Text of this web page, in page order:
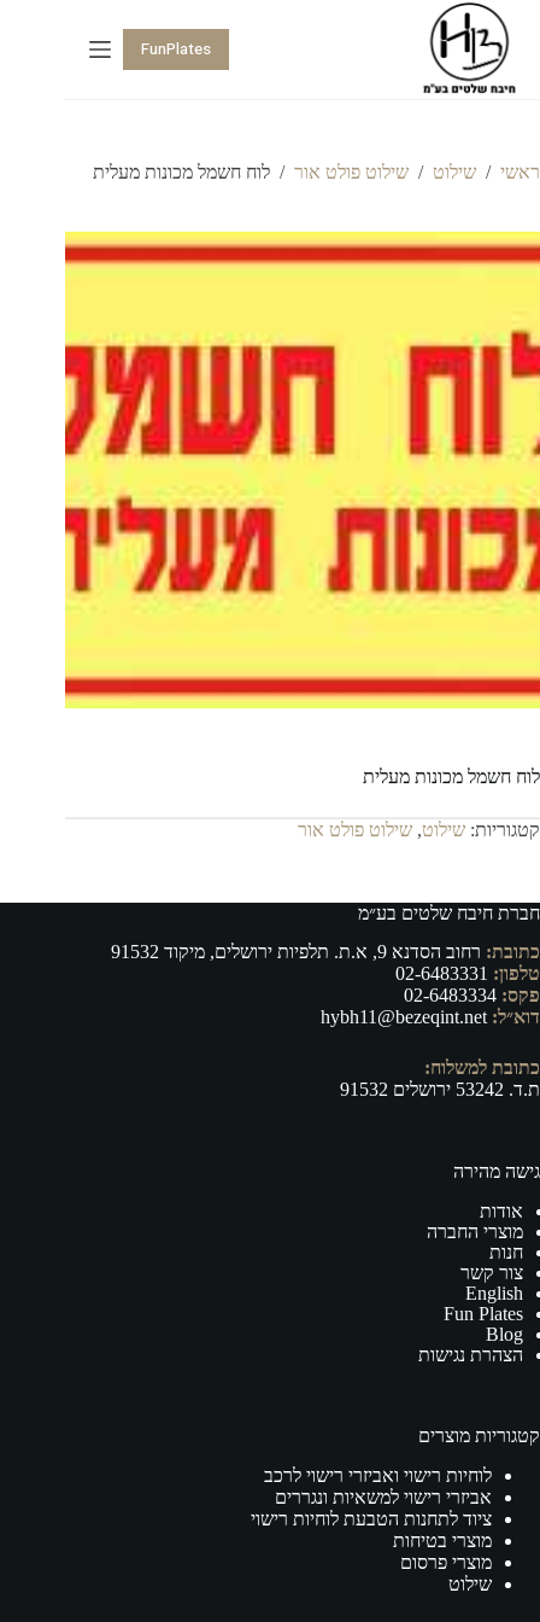
FunPlates
ראשי / שילוט / שילוט פולט אור / לוח חשמל מכונות מעלית
לוח חשמל מכונות מעלית
קטגוריות: שילוט, שילוט פולט אור
חברת חיבח שלטים בע״מ
כתובת: רחוב הסדנא 9, א.ת. תלפיות ירושלים, מיקוד 91532
טלפון: 02-6483331
פקס:
דוא״ל: hybh11@bezeqint.net
כתובת למשלוח:
ת.ד. 53242 ירושלים 91532
גישה מהירה
אודות
מוצרי החברה
חנות
צור קשר
English
Fun Plates
Blog
הצהרת נגישות
קטגוריות מוצרים
לוחיות רישוי ואביזרי רישוי לרכב
אביזרי רישוי למשאיות ונגררים
ציוד לתחנות הטבעת לוחיות רישוי
מוצרי בטיחות
מוצרי פרסום
שילוט